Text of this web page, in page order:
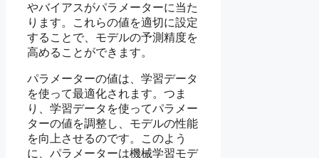
やバイアスがパラメーターに当た
ります。これらの値を適切に設定
することで、モデルの予測精度を
高めることができます。
パラメーターの値は、学習データ
を使って最適化されます。つま
り、学習データを使ってパラメー
ターの値を調整し、モデルの性能
を向上させるのです。このよう
に、パラメーターは機械学習モデ